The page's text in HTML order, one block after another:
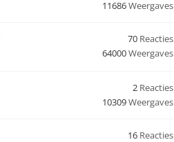
11686Weergaves
70 Reacties
64000Weergaves
2 Reacties
10309Weergaves
16 Reacties